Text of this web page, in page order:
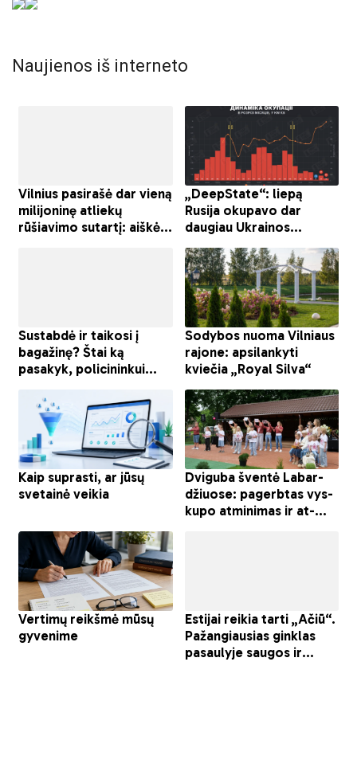
Naujienos iš interneto